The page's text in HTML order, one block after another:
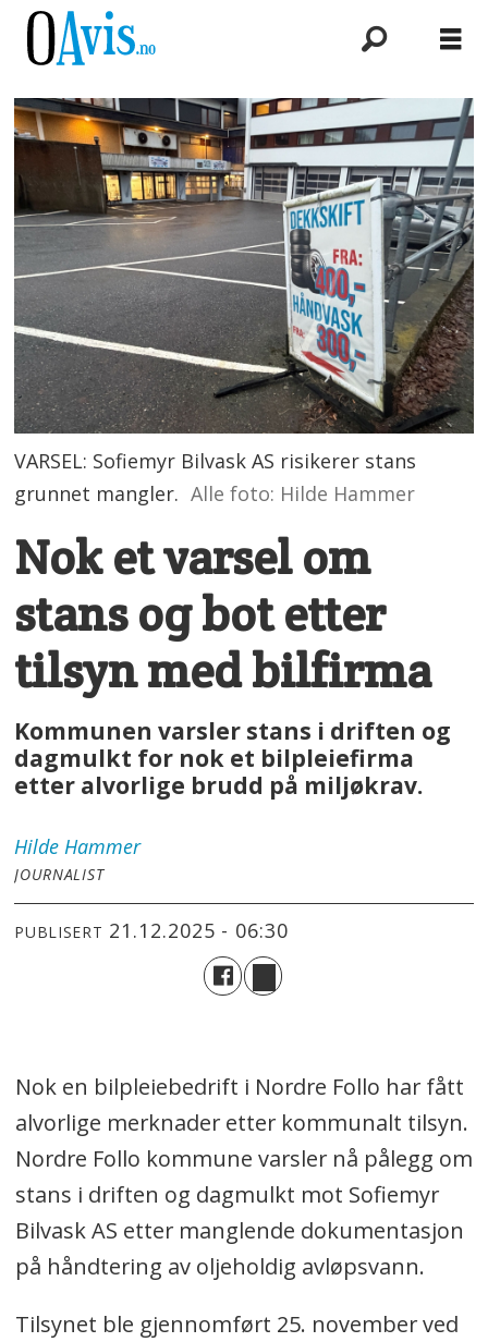
VARSEL: Sofiemyr Bilvask AS risikerer stans
grunnet mangler. Alle foto: Hilde Hammer
Nok et varsel om
stans og bot etter
tilsyn med bilfirma
Kommunen varsler stans i driften og
dagmulkt for nok et bilpleiefirma
etter alvorlige brudd på miljøkrav.
Hilde Hammer
JOURNALIST
PUBLISERT 21.12.2025 - 06:30
Nok en bilpleiebedrift i Nordre Follo har fått
alvorlige merknader etter kommunalt tilsyn.
Nordre Follo kommune varsler nå pålegg om
stans i driften og dagmulkt mot Sofiemyr
Bilvask AS etter manglende dokumentasjon
på håndtering av oljeholdig avløpsvann.
Tilsynet ble gjennomført 25. november ved